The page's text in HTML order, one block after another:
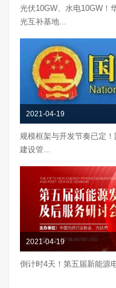
光伏10GW、水电10GW！
光互补基地...
2021-04-19
规模框架与开发节奏已定
建设管...
2021-04-19
倒计时4天！第五届新能源